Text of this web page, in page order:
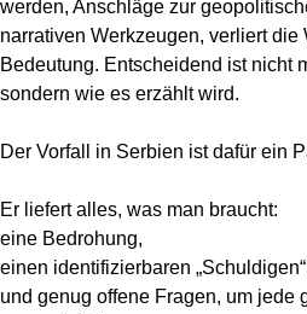
werden, Anschläge zur
narrativen Werkzeugen, verliert die
Bedeutung. Entscheidend ist nicht
sondern wie es erzählt wird.
Der Vorfall in Serbien ist dafür ein
Er liefert alles, was man braucht:
eine Bedrohung,
einen identifizierbaren
und genug offene Fragen, um jede